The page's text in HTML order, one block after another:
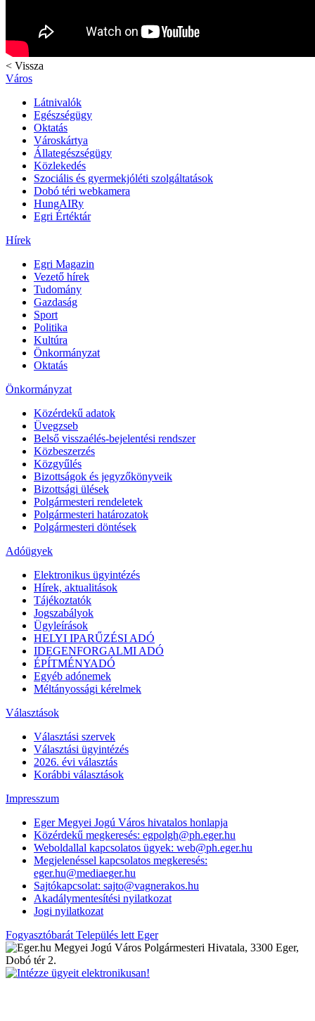
< Vissza
Város
Látnivalók
Egészségügy
Oktatás
Városkártya
Állategészségügy
Közlekedés
Szociális és gyermekjóléti szolgáltatások
Dobó téri webkamera
HungAIRy
Egri Értéktár
Hírek
Egri Magazin
Vezető hírek
Tudomány
Gazdaság
Sport
Politika
Kultúra
Önkormányzat
Oktatás
Önkormányzat
Közérdekű adatok
Üvegzseb
Belső visszaélés-bejelentési rendszer
Közbeszerzés
Közgyűlés
Bizottságok és jegyzőkönyveik
Bizottsági ülések
Polgármesteri rendeletek
Polgármesteri határozatok
Polgármesteri döntések
Adóügyek
Elektronikus ügyintézés
Hírek, aktualitások
Tájékoztatók
Jogszabályok
Ügyleírások
HELYI IPARŰZÉSI ADÓ
IDEGENFORGALMI ADÓ
ÉPÍTMÉNYADÓ
Egyéb adónemek
Méltányossági kérelmek
Választások
Választási szervek
Választási ügyintézés
2026. évi választás
Korábbi választások
Impresszum
Eger Megyei Jogú Város hivatalos honlapja
Közérdekű megkeresés: egpolgh@ph.eger.hu
Weboldallal kapcsolatos ügyek: web@ph.eger.hu
Megjelenéssel kapcsolatos megkeresés:
eger.hu@mediaeger.hu
Sajtókapcsolat: sajto@vagnerakos.hu
Akadálymentesítési nyilatkozat
Jogi nyilatkozat
Fogyasztóbarát Település lett Eger
Megyei Jogú Város Polgármesteri Hivatala, 3300 Eger,
Dobó tér 2.